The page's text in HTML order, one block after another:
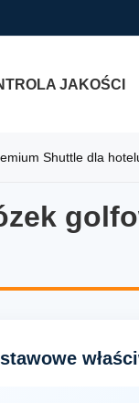
JAKOŚCI
Shuttle dla